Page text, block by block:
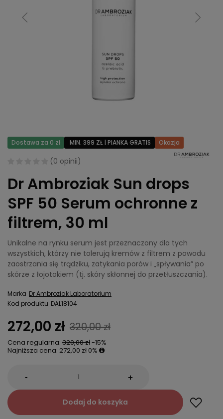
Dostawa za 0 zł MIN. 399 ZŁ | PIANKA GRATIS Okazja
(0 opinii)
Dr Ambroziak Sun drops
SPF 50 Serum ochronne z
filtrem, 30 ml
Unikalne na rynku serum jest przeznaczony dla tych
wszystkich, którzy nie tolerują kremów z filtrem z powodu
zaostrzania się trądziku, zatykania porów i „spływania” po
skórze z łojotokiem (tj. skóry skłonnej do przetłuszczania).
Marka Dr Ambroziak Laboratorium
Kod produktu DAL18104
272,00 zł 320,00 zł
Cena regularna: 320,00 zł-15%
Najniższa cena: 272,00 zł 0%
- +
Dodaj do koszyka